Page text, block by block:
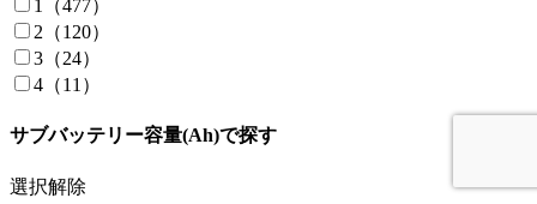
1（477）
2（120）
3（24）
4（11）
サブバッテリー容量(Ah)で探す
選択解除